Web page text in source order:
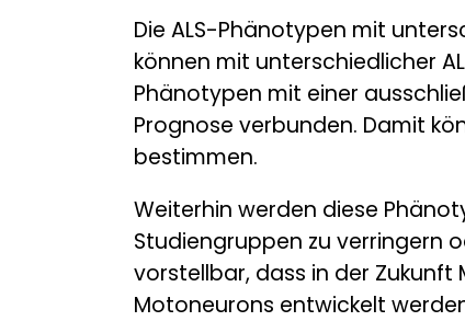
Die ALS-Phänotypen mit
können mit unterschiedlicher
Phänotypen mit einer
Prognose verbunden. Damit
bestimmen.
Weiterhin werden diese
Studiengruppen zu verringern
vorstellbar, dass in der
Motoneurons entwickelt